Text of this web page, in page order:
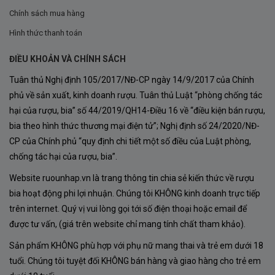
Quy trình sản xuất Rượu Vang Santa Carolina
Reserva Chardonnay
Rượu VangSanta Carolina Reserva Chardonnayđược
chế tác từ 100% giống nho Chardonnay cao cấp, trồng
Chính sách mua hàng
Hình thức thanh toán
ĐIỀU KHOẢN VÀ CHÍNH SÁCH
Tuân thủ Nghị định 105/2017/NĐ-CP ngày 14/9/2017 của Chính
phủ về sản xuất, kinh doanh rượu. Tuân thủ Luật “phòng chống tác
hại của rượu, bia” số 44/2019/QH14-Điều 16 về “điều kiện bán rượu,
bia theo hình thức thương mại điện tử”; Nghị định số 24/2020/NĐ-
CP của Chính phủ “quy định chi tiết một số điều của Luật phòng,
chống tác hại của rượu, bia”.
Website ruounhap.vn là trang thông tin chia sẻ kiến thức về rượu
bia hoạt động phi lợi nhuận. Chúng tôi KHÔNG kinh doanh trực tiếp
trên internet. Quý vị vui lòng gọi tới số điện thoại hoặc email để
được tư vấn, (giá trên website chỉ mang tính chất tham khảo).
Sản phẩm KHÔNG phù hợp với phụ nữ mang thai và trẻ em dưới 18
tuổi. Chúng tôi tuyệt đối KHÔNG bán hàng và giao hàng cho trẻ em